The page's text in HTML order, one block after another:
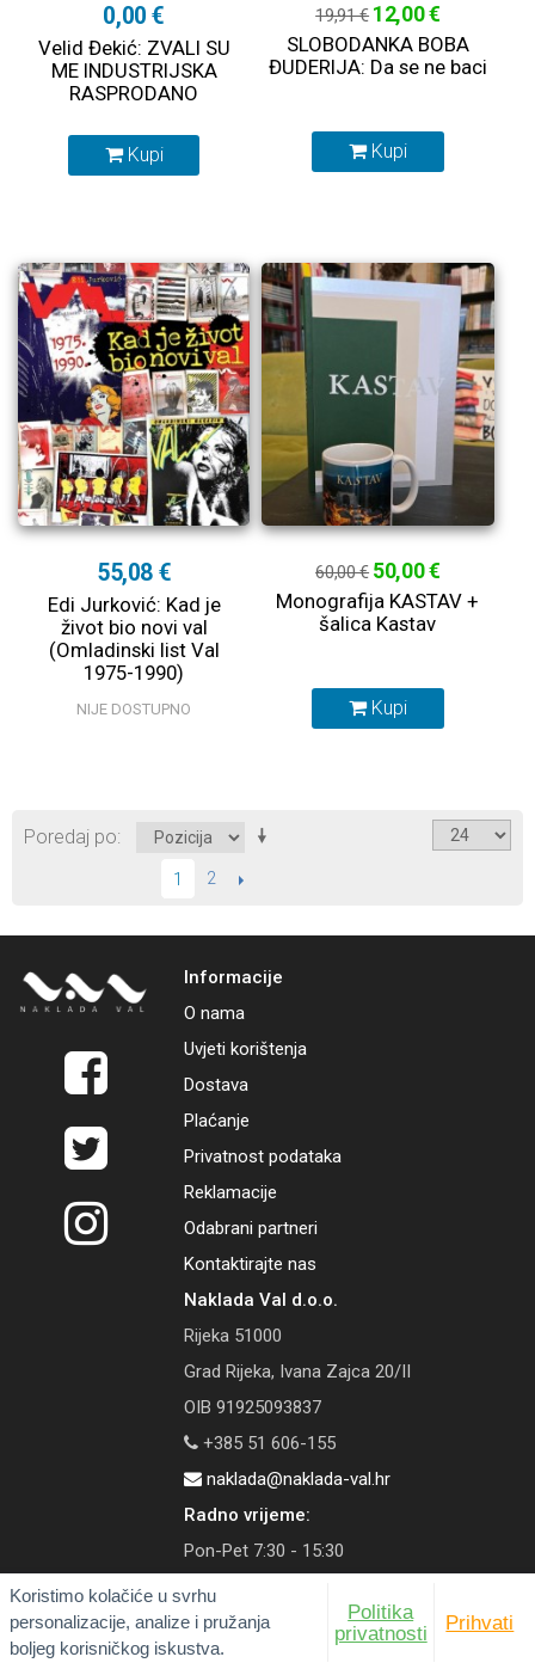
Koristimo kolačiće u svrhu
personalizacije, analize i pružanja
boljeg korisničkog iskustva.
Politika
privatnosti
Prihvati
0,00 €
Velid Đekić: ZVALI SU
ME INDUSTRIJSKA
RASPRODANO
Kupi
19,91 € 12,00 €
SLOBODANKA BOBA
ĐUDERIJA: Da se ne baci
Kupi
55,08 €
Edi Jurković: Kad je
život bio novi val
(Omladinski list Val
1975-1990)
NIJE DOSTUPNO
60,00 € 50,00 €
Monografija KASTAV +
šalica Kastav
Kupi
Poredaj po
1 2 SLIJEDEĆI
Informacije
O nama
Uvjeti korištenja
Dostava
Plaćanje
Privatnost podataka
Reklamacije
Odabrani partneri
Kontaktirajte nas
Naklada Val d.o.o.
Rijeka 51000
Grad Rijeka, Ivana Zajca 20/II
OIB 91925093837
+385 51 606-155
naklada@naklada-val.hr
Radno vrijeme:
Pon-Pet 7:30 - 15:30
© 2026 Naklada Val | Tečaj konverzije: 1 EUR = 7,53450 HRK